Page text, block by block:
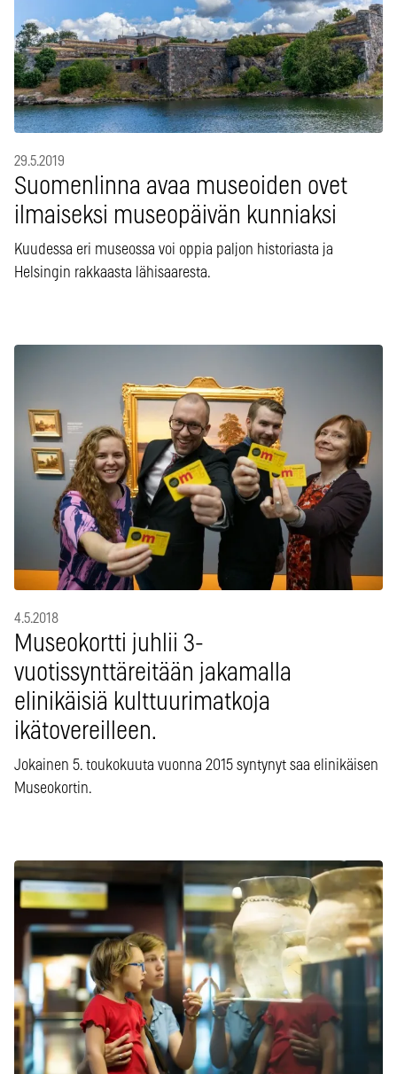
29.5.2019
Suomenlinna avaa museoiden ovet
ilmaiseksi museopäivän kunniaksi
Kuudessa eri museossa voi oppia paljon historiasta ja
Helsingin rakkaasta lähisaaresta.
4.5.2018
Museokortti juhlii 3-
vuotissynttäreitään jakamalla
elinikäisiä kulttuurimatkoja
ikätovereilleen.
Jokainen 5. toukokuuta vuonna 2015 syntynyt saa elinikäisen
Museokortin.